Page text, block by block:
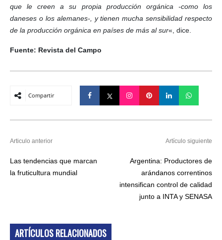
que le creen a su propia producción orgánica -como los
daneses o los alemanes-, y tienen mucha sensibilidad respecto
de la producción orgánica en países de más al sur«, dice.
Fuente: Revista del Campo
Compartir
Articulo anterior
Las tendencias que marcan
la fruticultura mundial
Artículo siguiente
Argentina: Productores de
arándanos correntinos
intensifican control de calidad
junto a INTA y SENASA
ARTÍCULOS RELACIONADOS